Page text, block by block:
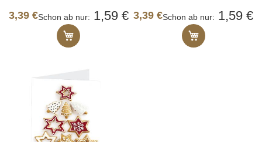
3,39 €Schon ab nur 1,59 €
In den Warenkorb
3,39 €Schon ab nur 1,59 €
In den